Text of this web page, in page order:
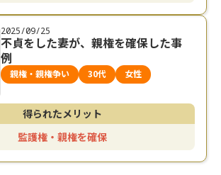
2025/09/25
不貞をした妻が、親権を確保した事
例
親権・親権争い 30代 女性
得られたメリット
監護権・親権を確保